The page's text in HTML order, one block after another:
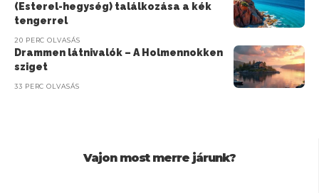
(Esterel-hegység) találkozása a kék
tengerrel
20 PERC OLVASÁS
Drammen látnivalók – A Holmennokken
sziget
33 PERC OLVASÁS
Vajon most merre járunk?